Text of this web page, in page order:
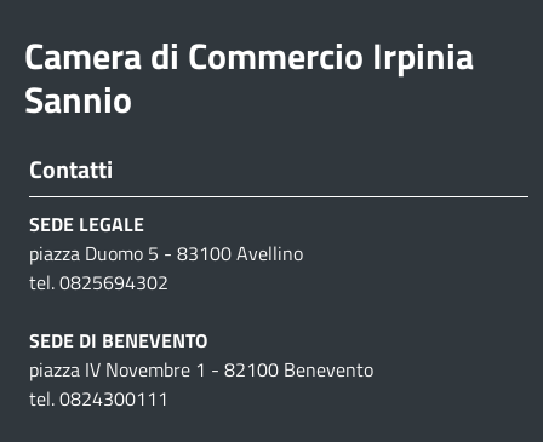
Camera di Commercio Irpinia
Sannio
Contatti
SEDE LEGALE
piazza Duomo 5 - 83100 Avellino
tel. 0825694302
SEDE DI BENEVENTO
piazza IV Novembre 1 - 82100 Benevento
tel. 0824300111